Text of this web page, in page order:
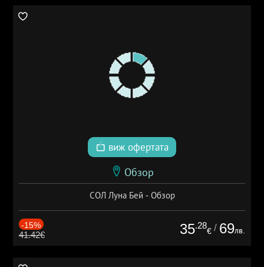
виж офертата
Обзор
СОЛ Луна Бей - Обзор
-15%
41.42€ 35.28
€ / 69лв.